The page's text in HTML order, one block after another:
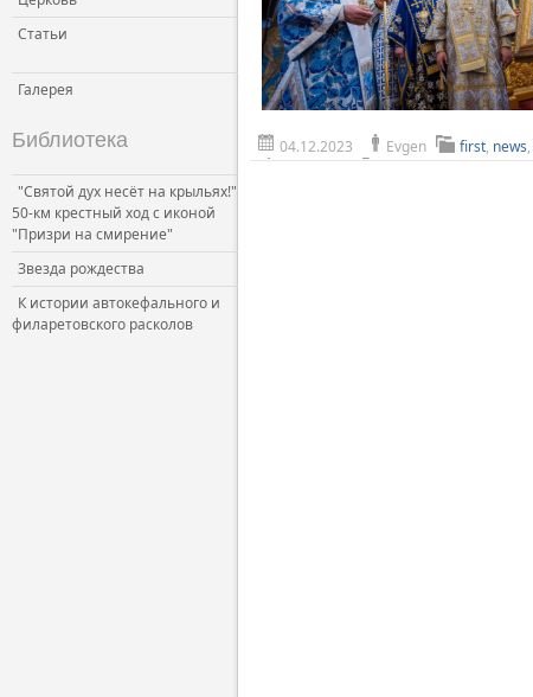
Статьи
Галерея
Библиотека
"Святой дух несёт на крыльях!"
50-км крестный ход с иконой
"Призри на смирение"
Звезда рождества
К истории автокефального и
филаретовского расколов
04.12.2023 Evgen first, news,